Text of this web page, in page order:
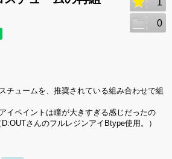
1
0
チュームを、推奨されている組み合わせで組
イペイントは瞳が大きすぎる感じだったの
さんのフルレジンアイBtype使用。）